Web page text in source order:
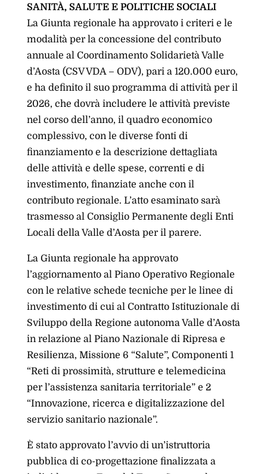
SANITÀ, SALUTE E POLITICHE SOCIALI
La Giunta regionale ha approvato i criteri e le
modalità per la concessione del contributo
annuale al Coordinamento Solidarietà Valle
d’Aosta (CSV VDA – ODV), pari a 120.000 euro,
e ha definito il suo programma di attività per il
2026, che dovrà includere le attività previste
nel corso dell’anno, il quadro economico
complessivo, con le diverse fonti di
finanziamento e la descrizione dettagliata
delle attività e delle spese, correnti e di
investimento, finanziate anche con il
contributo regionale. L’atto esaminato sarà
trasmesso al Consiglio Permanente degli Enti
Locali della Valle d’Aosta per il parere.
La Giunta regionale ha approvato
l’aggiornamento al Piano Operativo Regionale
con le relative schede tecniche per le linee di
investimento di cui al Contratto Istituzionale di
Sviluppo della Regione autonoma Valle d’Aosta
in relazione al Piano Nazionale di Ripresa e
Resilienza, Missione 6 “Salute”, Componenti 1
“Reti di prossimità, strutture e telemedicina
per l’assistenza sanitaria territoriale” e 2
“Innovazione, ricerca e digitalizzazione del
servizio sanitario nazionale”.
È stato approvato l’avvio di un’istruttoria
pubblica di co-progettazione finalizzata a